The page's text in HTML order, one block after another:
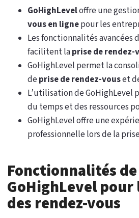
GoHighLeveloffre une
vous en lignepour les
Les fonctionnalités avancées
facilitent laprise de rendez-
GoHighLevel permet la
deprise de rendez-vouset
L’utilisation de GoHighLevel
du temps et des ressources
GoHighLevel offre une
professionnelle lors de la
Fonctionnalités de
GoHighLevel pour
des rendez-vous